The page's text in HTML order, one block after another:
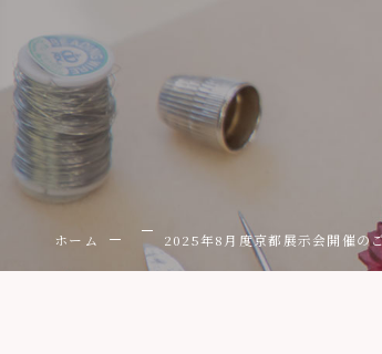
ホーム 2025年8月度京都展示会開催の